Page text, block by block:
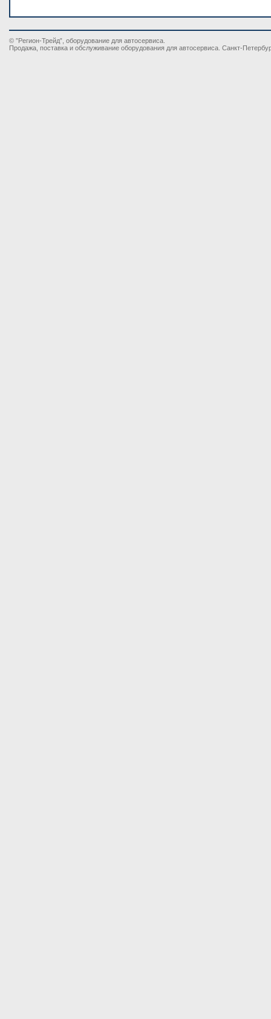
© ”Регион-Трейд”, оборудование для автосервиса.
Продажа, поставка и обслуживание оборудования для автосервиса. Санкт-